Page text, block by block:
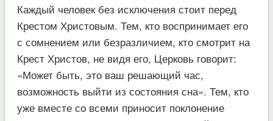
Каждый человек без исключения стоит перед
Крестом Христовым. Тем, кто воспринимает его
с сомнением или безразличием, кто смотрит на
Крест Христов, не видя его, Церковь говорит:
«Может быть, это ваш решающий час,
возможность выйти из состояния сна». Тем, кто
уже вместе со всеми приносит поклонение